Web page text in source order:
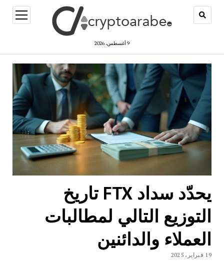
9 أغسطس، 2026
open
menu
يحدّد سداد FTX تاريخ
التوزيع التالي لمطالبات
العملاء والدائنين
19 فبراير، 2025